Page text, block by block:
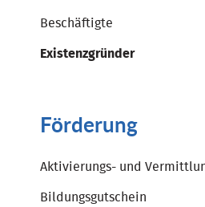
Beschäftigte
Existenzgründer
Förderung
Aktivierungs- und
Bildungsgutschein